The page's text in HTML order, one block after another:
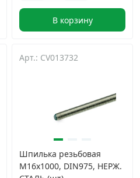
В корзину
Арт.: CV013732
Шпилька резьбовая
М16х1000, DIN975, НЕРЖ.